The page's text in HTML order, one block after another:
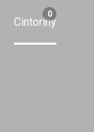
Cintoríny
0